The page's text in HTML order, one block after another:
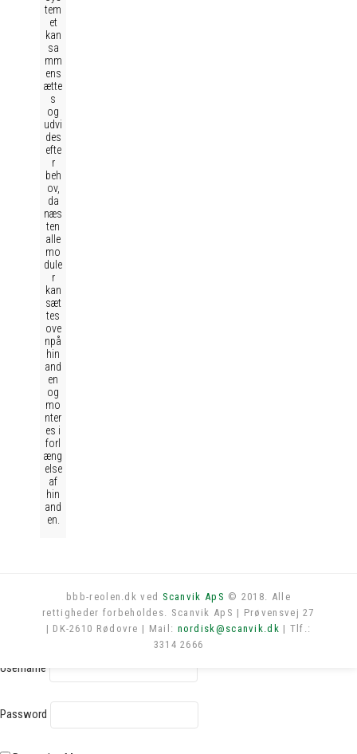
tem
et
kan
sa
mm
ens
ætte
s
og
udvi
des
efte
r
beh
ov,
da
næs
ten
alle
mo
dule
r
kan
sæt
tes
ove
npå
hin
and
en
og
mo
nter
es i
forl
æng
else
af
hin
and
en.
bbb-reolen.dk ved Scanvik ApS © 2018. Alle
rettigheder forbeholdes. Scanvik ApS | Prøvensvej 27
| DK-2610 Rødovre | Mail: nordisk@scanvik.dk | Tlf.:
3314 2666
Log in
Username
Password